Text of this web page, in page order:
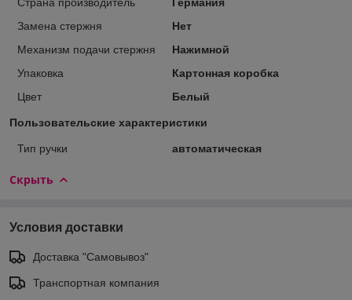
Замена стержня
Нет
Механизм подачи стержня
Нажимной
Упаковка
Картонная коробка
Цвет
Белый
Пользовательские характеристики
Тип ручки автоматическая
Скрыть
Условия доставки
Доставка "Самовывоз"
Транспортная компания